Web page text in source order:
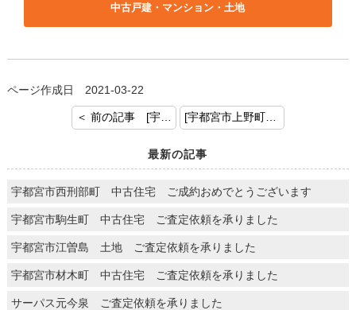
中古戸建・マンション・土地
ページ作成日 2021-03-22
＜ 前の記事 [宇都宮市御幸町中古物件 ご成約おめでとうございます。] [宇都宮市上野町 土地付き建物 ご成約おめでとうございます] 次の記事 ＞
最新の記事
宇都宮市西刑部町 中古住宅 ご成約おめでとうございます
宇都宮市駒生町 中古住宅 ご査定依頼を承りました
宇都宮市江曽島 土地 ご査定依頼を承りました
宇都宮市材木町 中古住宅 ご査定依頼を承りました
サーパス元今泉 ご査定依頼を承りました